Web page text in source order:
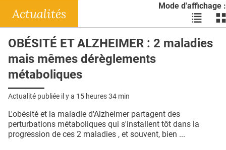
DOSSIERS
RÉSEAUX
E-REVUE SAD
L'APP
PUBLICITÉ
Mode d'affichage :
Voir
les
en
les
Actualités
OBÉSITÉ ET ALZHEIMER : 2 maladies
mais mêmes dérèglements
métaboliques
Actualité publiée il y a 15 heures 34 min
L'obésité et la maladie d'Alzheimer partagent des
perturbations métaboliques qui s'installent tôt dans la
progression de ces 2 maladies , et souvent, bien ...